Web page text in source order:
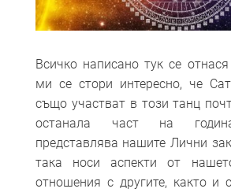
Всичко написано тук се
ми се стори интересно, че
също участват в този танц
останала част на
представлява нашите Лични
така носи аспекти от
отношения с другите, както и